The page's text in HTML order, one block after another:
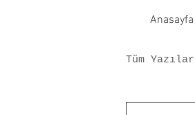
Anasayfa
Tüm Yazılar